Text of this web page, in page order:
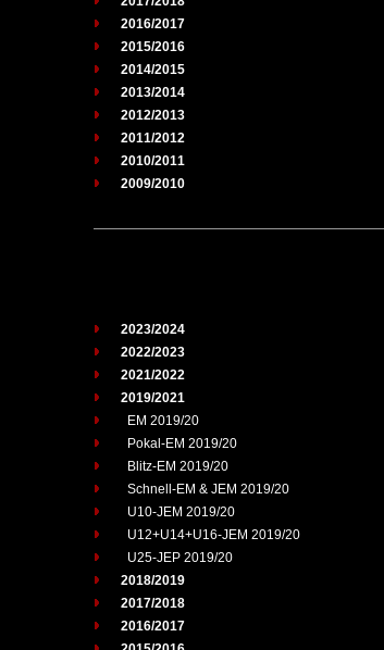
2016/2017
2015/2016
2014/2015
2013/2014
2012/2013
2011/2012
2010/2011
2009/2010
2023/2024
2022/2023
2021/2022
2019/2021
EM 2019/20
Pokal-EM 2019/20
Blitz-EM 2019/20
Schnell-EM & JEM 2019/20
U10-JEM 2019/20
U12+U14+U16-JEM 2019/20
U25-JEP 2019/20
2018/2019
2017/2018
2016/2017